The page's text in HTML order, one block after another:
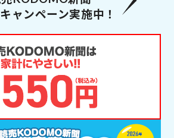
ャンペーン実施中！